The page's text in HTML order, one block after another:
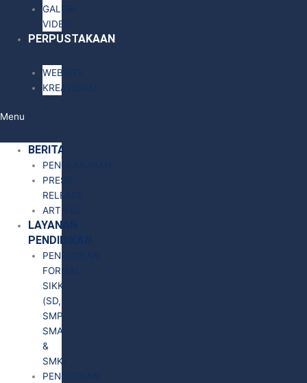
GALERI
VIDEO
PERPUSTAKAAN
WEBSITE
KREAVISIKU
Menu
BERITA
PENGUMUMAN
PRESS
RELEASE
ARTIKEL
LAYANAN
PENDIDIKAN
PENDIDIKAN
FORMAL
SIKK
(SD,
SMP,
SMA
&
SMK)
PENDIDIKAN